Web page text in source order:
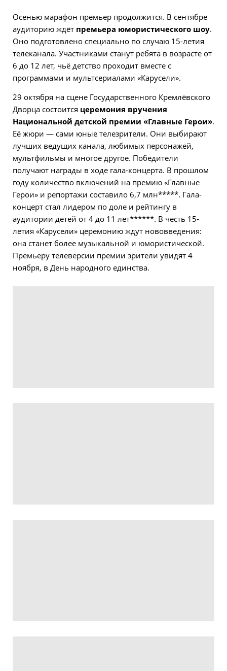
Осенью марафон премьер продолжится. В сентябре
аудиторию ждёт премьера юмористического шоу.
Оно подготовлено специально по случаю 15-летия
телеканала. Участниками станут ребята в возрасте от
6 до 12 лет, чьё детство проходит вместе с
программами и мультсериалами «Карусели».
29 октября на сцене Государственного Кремлёвского
Дворца состоится церемония вручения
Национальной детской премии «Главные Герои».
Её жюри — сами юные телезрители. Они выбирают
лучших ведущих канала, любимых персонажей,
мультфильмы и многое другое. Победители
получают награды в ходе гала-концерта. В прошлом
году количество включений на премию «Главные
Герои» и репортажи составило 6,7 млн*****. Гала-
концерт стал лидером по доле и рейтингу в
аудитории детей от 4 до 11 лет******. В честь 15-
летия «Карусели» церемонию ждут нововведения:
она станет более музыкальной и юмористической.
Премьеру телеверсии премии зрители увидят 4
ноября, в День народного единства.